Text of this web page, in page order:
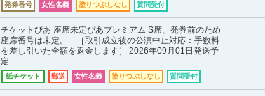
発券番号 女性名義 塗りつぶしなし 質問受付
チケットぴあ 座席未定ぴあプレミアム S席、発券前のため
座席番号は未定。 ［取引成立後の公演中止対応：手数料
を差し引いた全額を返金します］ 2026年09月01日発送予
定
紙チケット 郵送 女性名義 塗りつぶしなし 質問受付